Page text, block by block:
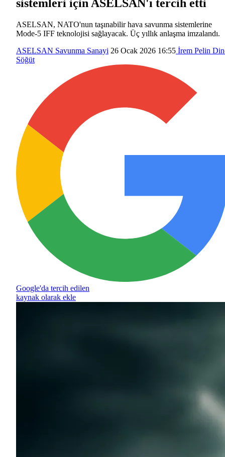
sistemleri için ASELSAN'ı tercih etti
ASELSAN, NATO'nun taşınabilir hava savunma sistemlerine
Mode-5 IFF teknolojisi sağlayacak. Üç yıllık anlaşma imzalandı.
ASELSAN Savunma Sanayi 26 Ocak 2026 16:55 İrem Pelin
Söğüt
Google'da tercih edilen
kaynak olarak ekle